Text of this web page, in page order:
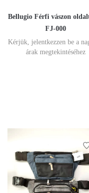
Bellugio Férfi vászon
FJ-000
Kérjük, jelentkezzen be a
árak megtekintéséhez